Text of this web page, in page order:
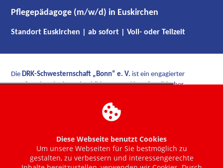
Diese Webseite benutzt Cookies
Um unsere Webseiten für Sie bestmöglich zu
gestalten, zu verbessern und interessengerechte